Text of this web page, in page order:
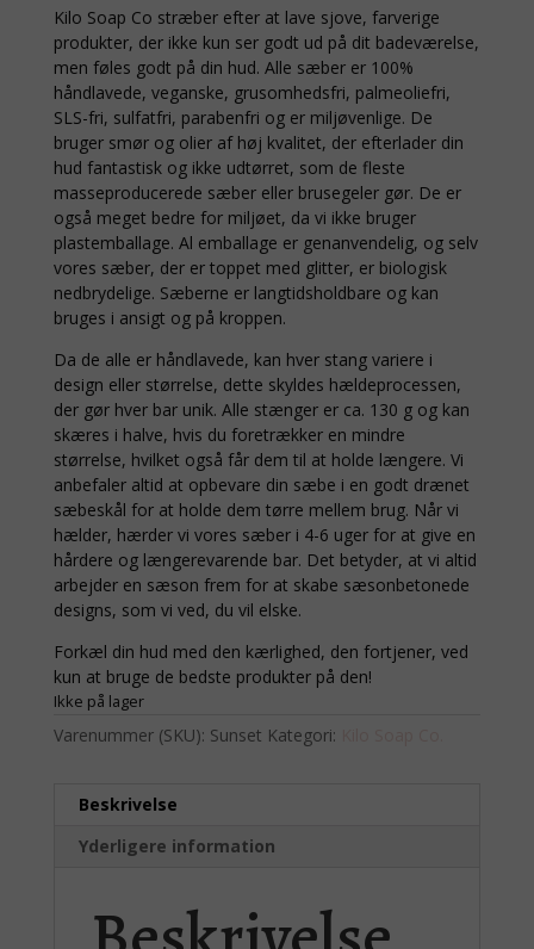
Kilo Soap Co stræber efter at lave sjove, farverige
produkter, der ikke kun ser godt ud på dit badeværelse,
men føles godt på din hud. Alle sæber er 100%
håndlavede, veganske, grusomhedsfri, palmeoliefri,
SLS-fri, sulfatfri, parabenfri og er miljøvenlige. De
bruger smør og olier af høj kvalitet, der efterlader din
hud fantastisk og ikke udtørret, som de fleste
masseproducerede sæber eller brusegeler gør. De er
også meget bedre for miljøet, da vi ikke bruger
plastemballage. Al emballage er genanvendelig, og selv
vores sæber, der er toppet med glitter, er biologisk
nedbrydelige. Sæberne er langtidsholdbare og kan
bruges i ansigt og på kroppen.
Da de alle er håndlavede, kan hver stang variere i
design eller størrelse, dette skyldes hældeprocessen,
der gør hver bar unik. Alle stænger er ca. 130 g og kan
skæres i halve, hvis du foretrækker en mindre
størrelse, hvilket også får dem til at holde længere. Vi
anbefaler altid at opbevare din sæbe i en godt drænet
sæbeskål for at holde dem tørre mellem brug. Når vi
hælder, hærder vi vores sæber i 4-6 uger for at give en
hårdere og længerevarende bar. Det betyder, at vi altid
arbejder en sæson frem for at skabe sæsonbetonede
designs, som vi ved, du vil elske.
Forkæl din hud med den kærlighed, den fortjener, ved
kun at bruge de bedste produkter på den!
Ikke på lager
Varenummer (SKU): Sunset Kategori:
Beskrivelse
Yderligere information